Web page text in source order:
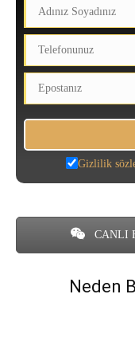
Gizlilik
CANLI
Neden